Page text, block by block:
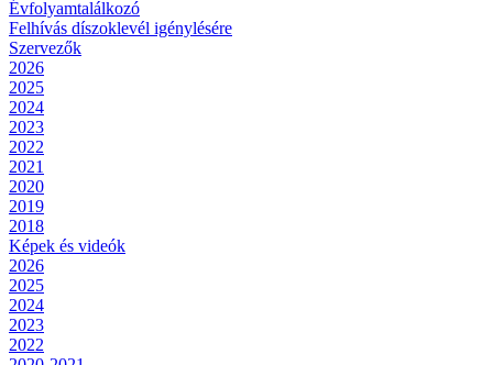
Évfolyamtalálkozó
Felhívás díszoklevél igénylésére
Szervezők
2026
2025
2024
2023
2022
2021
2020
2019
2018
Képek és videók
2026
2025
2024
2023
2022